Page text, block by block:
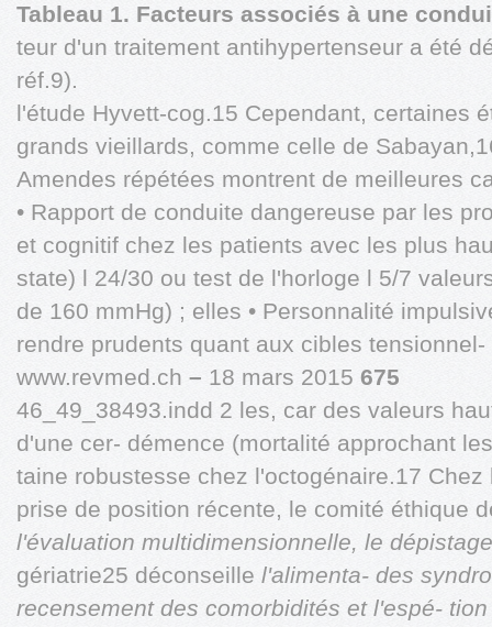
Tableau 1. Facteurs associés à une
teur d'un traitement antihypertenseur a été
réf.9).
l'étude Hyvett-cog.15 Cependant, certaines
grands vieillards, comme celle de
Amendes répétées montrent de meilleures
• Rapport de conduite dangereuse par les
et cognitif chez les patients avec les plus
state) l 24/30 ou test de l'horloge l 5/7
de 160 mmHg) ; elles • Personnalité
rendre prudents quant aux cibles tensionnel-
www.revmed.ch – 18 mars 2015 675
46_49_38493.indd 2 les, car des valeurs
d'une cer- démence (mortalité approchant
taine robustesse chez l'octogénaire.17
prise de position récente, le comité éthique
l'évaluation multidimensionnelle, le
gériatrie25 déconseille l'alimenta- des
recensement des comorbidités et l'espé-